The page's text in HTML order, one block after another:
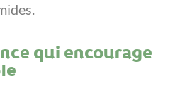
qui encourage